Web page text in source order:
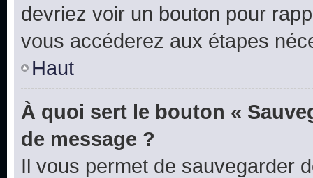
devriez voir un bouton pour
vous accéderez aux étapes
Haut
À quoi sert le bouton «
de message ?
Il vous permet de sauvegarder